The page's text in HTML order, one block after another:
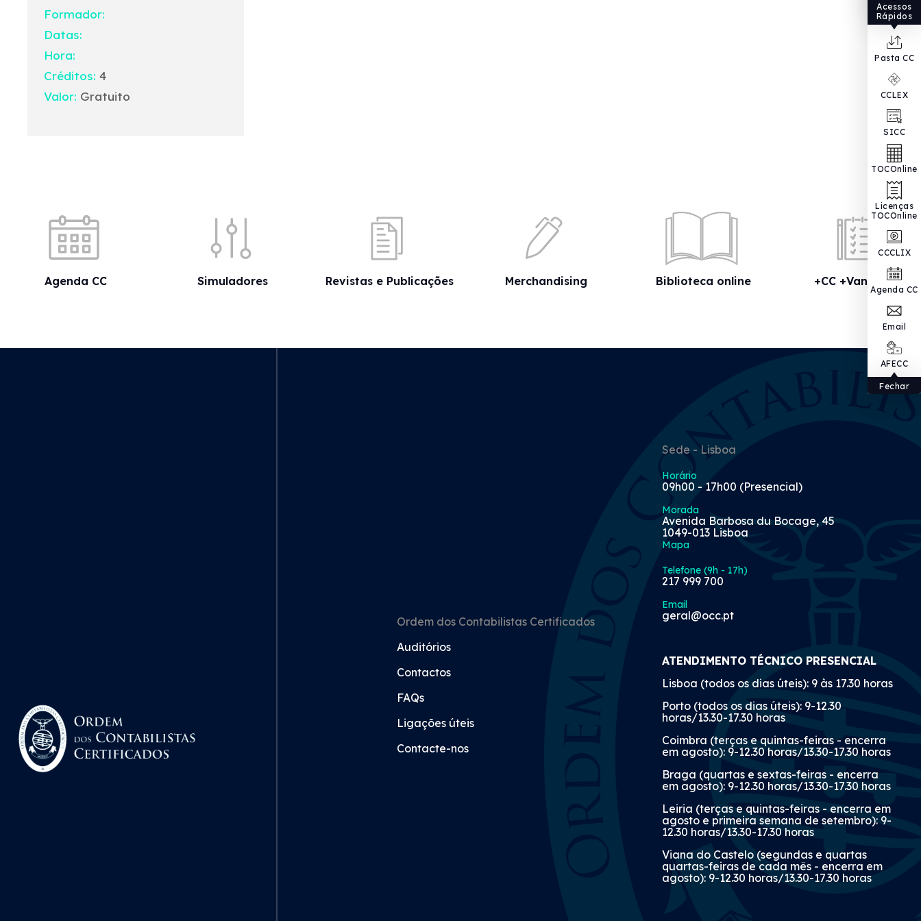
Acessos
Rápidos
Pasta CC
CCLEX
SICC
TOCOnline
Licenças
TOCOnline
CCCLIX
Agenda CC
Email
AFECC
Fechar
Formador:
Datas:
Hora:
Créditos: 4
Valor: Gratuito
Agenda CC Simuladores Revistas e Publicações Merchandising Biblioteca online +CC +Vantagens
Ordem dos Contabilistas Certificados
Auditórios
Contactos
FAQs
Ligações úteis
Contacte-nos
Sede - Lisboa
Horário
09h00 - 17h00 (Presencial)
Morada
Avenida Barbosa du Bocage, 45
1049-013 Lisboa
Mapa
Telefone (9h - 17h)
217 999 700
Email
geral@occ.pt
ATENDIMENTO TÉCNICO PRESENCIAL
Lisboa (todos os dias úteis): 9 às 17.30 horas
Porto (todos os dias úteis): 9-12.30
horas/13.30-17.30 horas
Coimbra (terças e quintas-feiras - encerra
em agosto): 9-12.30 horas/13.30-17.30 horas
Braga (quartas e sextas-feiras - encerra
em agosto): 9-12.30 horas/13.30-17.30 horas
Leiria (terças e quintas-feiras - encerra em
agosto e primeira semana de setembro): 9-
12.30 horas/13.30-17.30 horas
Viana do Castelo (segundas e quartas
quartas-feiras de cada mês - encerra em
agosto): 9-12.30 horas/13.30-17.30 horas